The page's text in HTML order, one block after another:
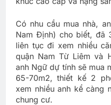
Có nhu cầu mua nhà,
Nam Định) cho biết, đã
liên tục đi xem nhiều
quận Nam Từ Liêm và
anh Ngữ dự tính sẽ mua
65-70m2, thiết kế 2
xem nhiều anh kể càng
chung cư.